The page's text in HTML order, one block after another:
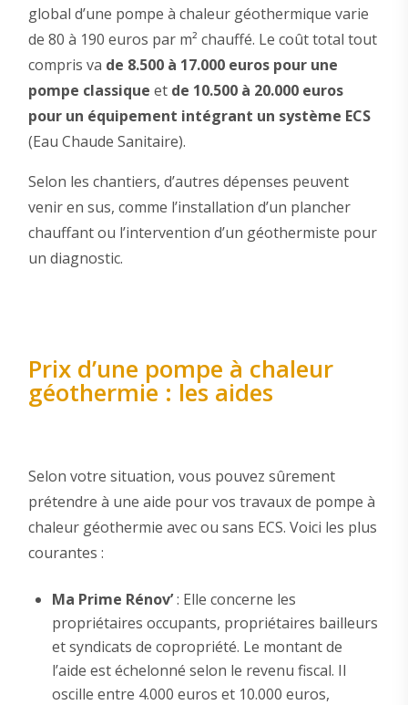
global d’une pompe à chaleur géothermique varie
de 80 à 190 euros par m² chauffé. Le coût total tout
compris va de 8.500 à 17.000 euros pour une
pompe classique et de 10.500 à 20.000 euros
pour un équipement intégrant un système ECS
(Eau Chaude Sanitaire).
Selon les chantiers, d’autres dépenses peuvent
venir en sus, comme l’installation d’un plancher
chauffant ou l’intervention d’un géothermiste pour
un diagnostic.
Prix d’une pompe à chaleur
géothermie : les aides
Selon votre situation, vous pouvez sûrement
prétendre à une aide pour vos travaux de pompe à
chaleur géothermie avec ou sans ECS. Voici les plus
courantes :
Ma Prime Rénov’: Elle concerne les
propriétaires occupants, propriétaires bailleurs
et syndicats de copropriété. Le montant de
l’aide est échelonné selon le revenu fiscal. Il
oscille entre 4.000 euros et 10.000 euros,